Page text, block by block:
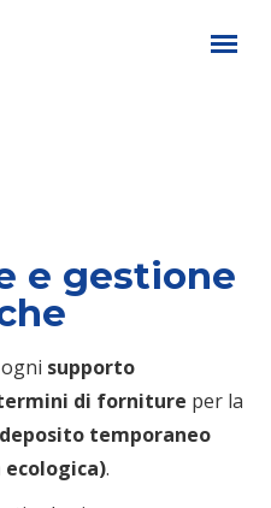
e gestione
supporto
di forniture per la
temporaneo
.